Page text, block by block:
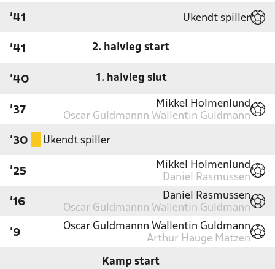
'41 Ukendt spiller
'41 2. halvleg start
'40 1. halvleg slut
'37
Mikkel Holmenlund
Oscar Guldmannn Wallentin Guldmann
'30 Ukendt spiller
'25
Mikkel Holmenlund
Daniel Rasmussen
'16
Daniel Rasmussen
Oscar Guldmannn Wallentin Guldmann
'9
Oscar Guldmannn Wallentin Guldmann
Arthur Hauge Matzen
Kamp start